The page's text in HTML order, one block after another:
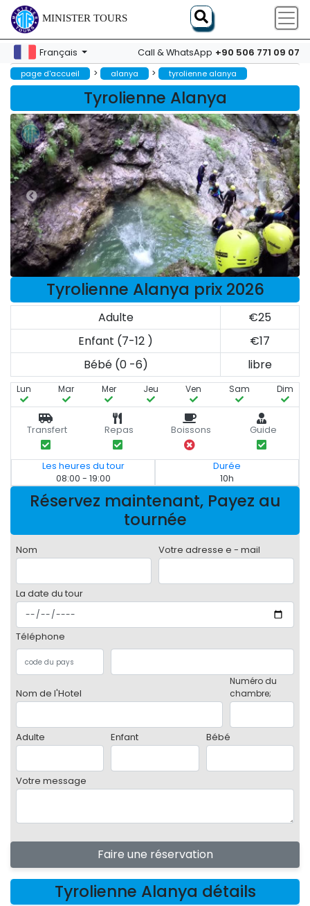
MINISTER TOURS
Français Call & WhatsApp +90 506 771 09 07
page d'accueil > alanya > tyrolienne alanya
Tyrolienne Alanya
Tyrolienne Alanya prix 2026
Adulte
€25
Enfant (7-12 )
€17
Bébé (0 -6)
libre
Lun Mar Mer Jeu Ven Sam Dim
Transfert Repas Boissons Guide
Les heures du tour
08:00 - 19:00
Durée
10h
Réservez maintenant, Payez au
tournée
Nom Votre adresse e - mail
La date du tour
Téléphone
Nom de l'Hotel
Numéro du
chambre;
Adulte Enfant Bébé
Votre message
Faire une réservation
Tyrolienne Alanya détails